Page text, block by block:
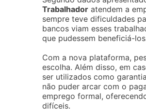
Trabalhador atendem a
sempre teve dificuldades
bancos viam esses
que pudessem beneficiá-
Com a nova plataforma,
escolha. Além disso, em
ser utilizados como
não puder arcar com o
emprego formal,
difíceis.